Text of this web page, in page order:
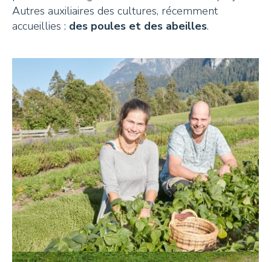
Autres auxiliaires des cultures, récemment
accueillies : des poules et des abeilles.